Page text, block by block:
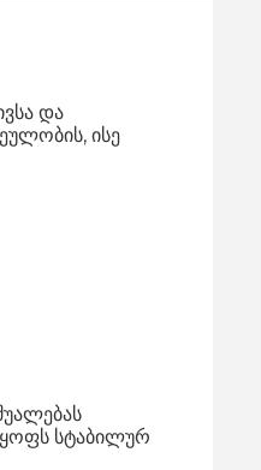
და
ისე
სტაბილურ